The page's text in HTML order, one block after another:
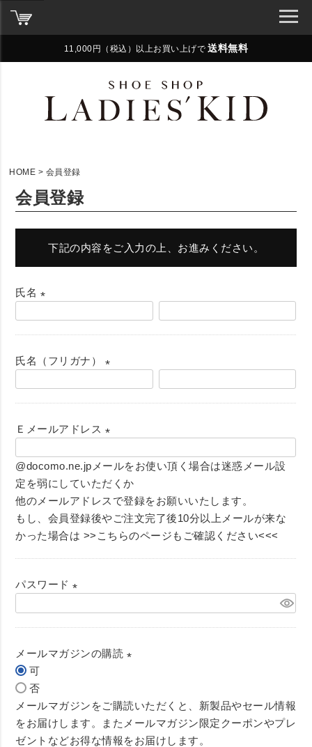
11,000円（税込）以上お買い上げで 送料無料
HOME 会員登録
会員登録
下記の内容をご入力の上、お進みください。
氏名
必
)
氏名（フリガナ）
必
)
Ｅメールアドレス
必
須
)
@docomo.ne.jpメールをお使い頂く場合は迷惑メール設
定を弱にしていただくか
他のメールアドレスで登録をお願いいたします。
もし、会員登録後やご注文完了後10分以上メールが来な
かった場合は >>こちらのページもご確認ください<<<
パスワード
必
)
メールマガジンの購読
須
)
可
否
メールマガジンをご購読いただくと、新製品やセール情報
をお届けします。またメールマガジン限定クーポンやプレ
ゼントなどお得な情報をお届けします。